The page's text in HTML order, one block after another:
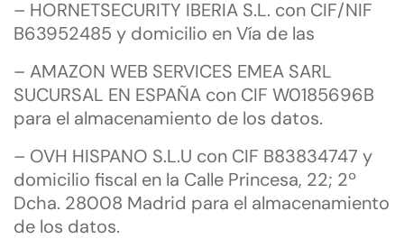
– HORNETSECURITY IBERIA S.L. con CIF/NIF
B63952485 y domicilio en Vía de las
– AMAZON WEB SERVICES EMEA SARL
SUCURSAL EN ESPAÑA con CIF W0185696B
para el almacenamiento de los datos.
– OVH HISPANO S.L.U con CIF B83834747 y
domicilio fiscal en la Calle Princesa, 22; 2º
Dcha. 28008 Madrid para el almacenamiento
de los datos.